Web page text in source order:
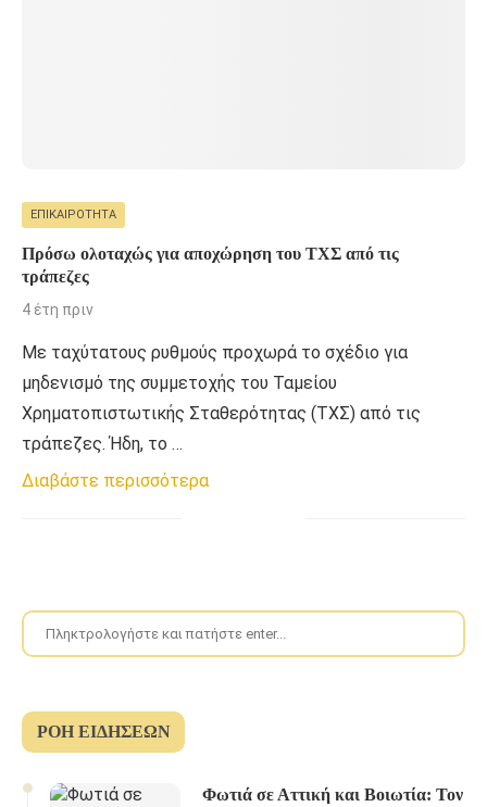
ΕΠΙΚΑΙΡΌΤΗΤΑ
Πρόσω ολοταχώς για αποχώρηση του ΤΧΣ από τις
τράπεζες
4 έτη πριν
Με ταχύτατους ρυθμούς προχωρά το σχέδιο για
μηδενισμό της συμμετοχής του Ταμείου
Χρηματοπιστωτικής Σταθερότητας (ΤΧΣ) από τις
τράπεζες. Ήδη, το …
Διαβάστε περισσότερα
ΡΟΉ ΕΙΔΉΣΕΩΝ
Φωτιά σε Αττική και Βοιωτία: Τον